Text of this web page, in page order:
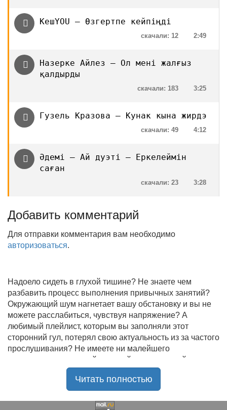
KeшYOU — Өзгертпе кейпіңді
2:49
скачали: 12
Назерке Айлез — Ол мені жалғыз
қалдырды
3:25
скачали: 183
Гузель Кразова — Кунак кына жирдэ
4:12
скачали: 49
Әдемі — Ай дуэті — Еркелеймін
саған
3:28
скачали: 23
Добавить комментарий
Для отправки комментария вам необходимо
авторизоваться.
Надоело сидеть в глухой тишине? Не знаете чем
разбавить процесс выполнения привычных занятий?
Окружающий шум нагнетает вашу обстановку и вы не
можете расслабиться, чувствуя напряжение? А
любимый плейлист, которым вы заполняли этот
сторонний гул, потерял свою актуальность из за частого
прослушивания? Не имеете ни малейшего
представления, где найти новый качественный контент
на замену старому? В таком случае вы обратились по
Читать полностью